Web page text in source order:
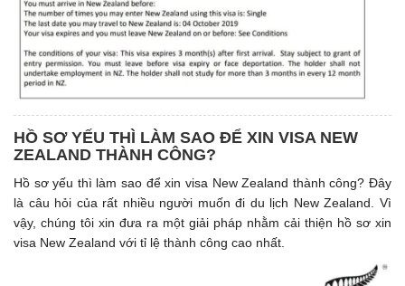
HỒ SƠ YẾU THÌ LÀM SAO ĐỂ XIN VISA NEW
ZEALAND THÀNH CÔNG?
Hồ sơ yếu thì làm sao để xin visa New Zealand thành công? Đây
là câu hỏi của rất nhiều người muốn đi du lịch New Zealand. Vì
vậy, chúng tôi xin đưa ra một giải pháp nhằm cải thiện hồ sơ xin
visa New Zealand với tỉ lệ thành công cao nhất.